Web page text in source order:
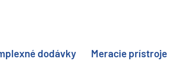
dodávky Meracie prístroje